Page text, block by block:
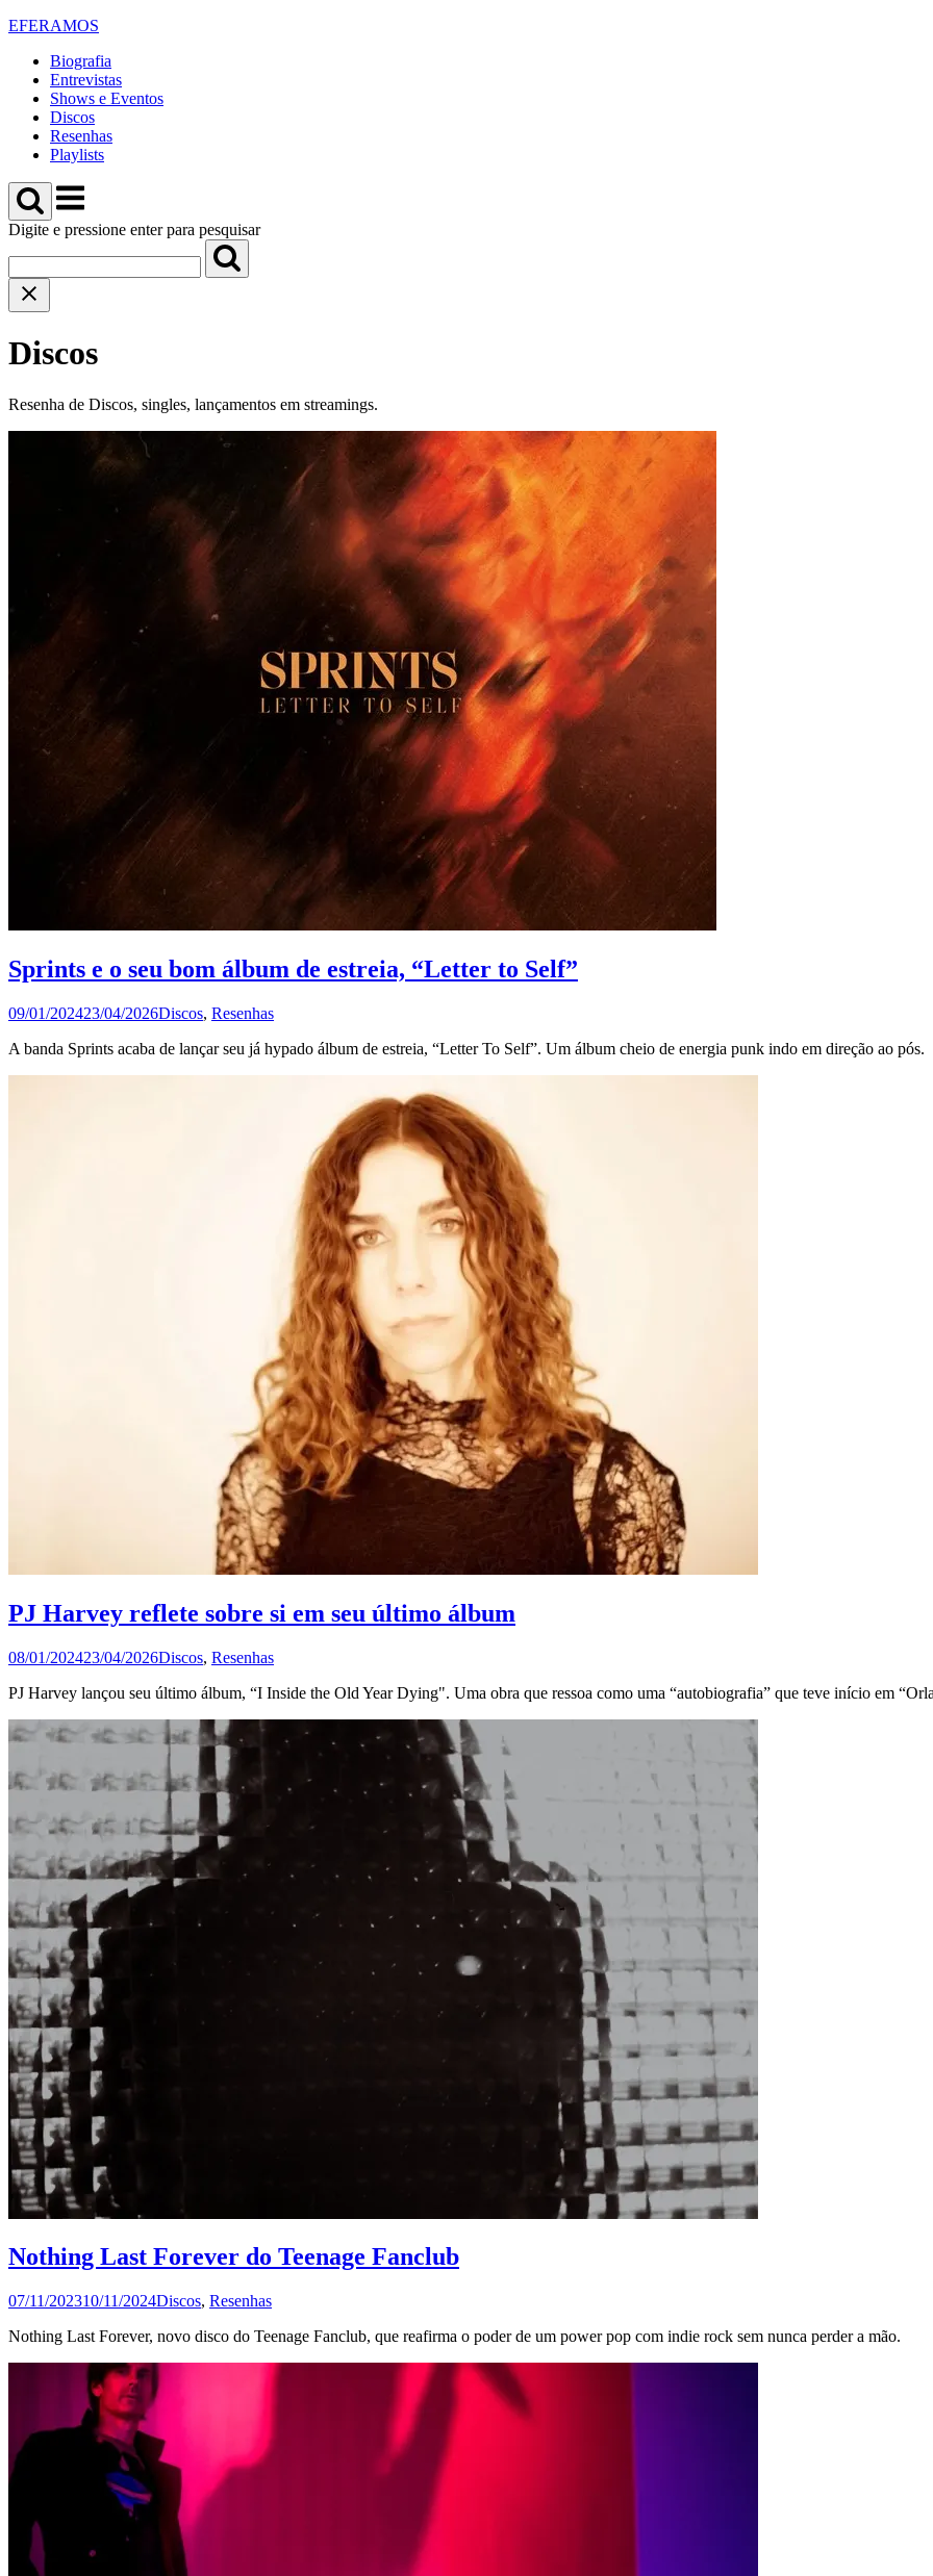
Skip
content
EFERAMOS
Biografia
Entrevistas
Shows e Eventos
Discos
Resenhas
Playlists
Menu
Digite e pressione enter para pesquisar
Search
Discos
Resenha de Discos, singles, lançamentos em streamings.
Sprints e o seu bom álbum de estreia, “Letter to Self”
09/01/202423/04/2026Discos, Resenhas
A banda Sprints acaba de lançar seu já hypado álbum de estreia, “Letter To Self”. Um álbum cheio de energia punk indo em direção ao pós.
PJ Harvey reflete sobre si em seu último álbum
08/01/202423/04/2026Discos, Resenhas
PJ Harvey lançou seu último álbum, “I Inside the Old Year Dying". Uma obra que ressoa como uma “autobiografia” que teve início em
Nothing Last Forever do Teenage Fanclub
07/11/202310/11/2024Discos, Resenhas
Nothing Last Forever, novo disco do Teenage Fanclub, que reafirma o poder de um power pop com indie rock sem nunca perder a mão.